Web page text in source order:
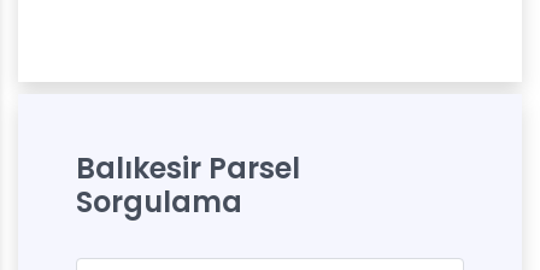
Balıkesir Parsel
Sorgulama